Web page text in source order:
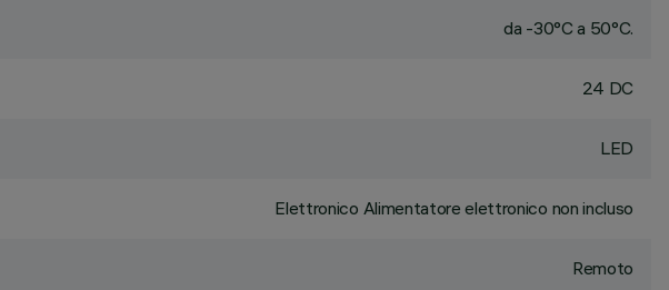
da -30°C a 50°C.
24 DC
LED
Elettronico Alimentatore elettronico non incluso
Remoto